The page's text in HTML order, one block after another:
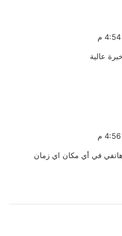
عالية